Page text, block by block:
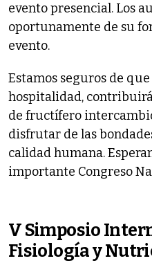
evento presencial. Los
oportunamente de su
evento.
Estamos seguros de
hospitalidad,
de fructífero
disfrutar de las
calidad humana.
importante Congreso
V Simposio
Fisiología y